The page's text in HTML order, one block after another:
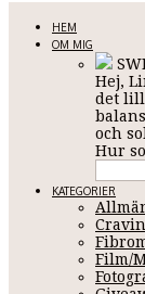
HEM
OM MIG
Hej,
det
och
Hur
KATEGORIER
Film/
Allt